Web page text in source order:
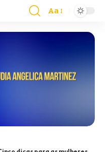
Aa